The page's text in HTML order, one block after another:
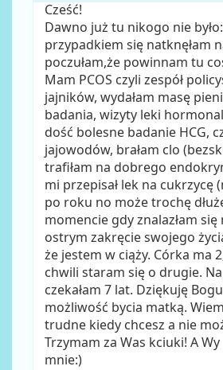
Cześć!
Dawno już tu nikogo nie
przypadkiem się natknęłam
poczułam,że powinnam tu
Mam PCOS czyli zespół
jajników, wydałam masę
badania, wizyty leki
dość bolesne badanie HCG,
jajowodów, brałam clo
trafiłam na dobrego
mi przepisał lek na cukrzycę
po roku no może trochę
momencie gdy znalazłam się
ostrym zakręcie swojego
że jestem w ciąży. Córka ma
chwili staram się o drugie.
czekałam 7 lat. Dziękuję
możliwość bycia matką.
trudne kiedy chcesz a nie
Trzymam za Was kciuki! A
mnie:)